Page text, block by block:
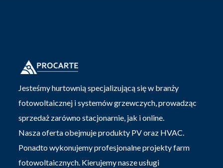
Jesteśmy hurtownią specjalizującą się w branży
fotowoltaicznej i systemów grzewczych, prowadząc
sprzedaż zarówno stacjonarnie, jak i online.
Nasza oferta obejmuje produkty PV oraz HVAC.
Ponadto wykonujemy profesjonalne projekty farm
fotowoltaicznych. Kierujemy nasze usługi